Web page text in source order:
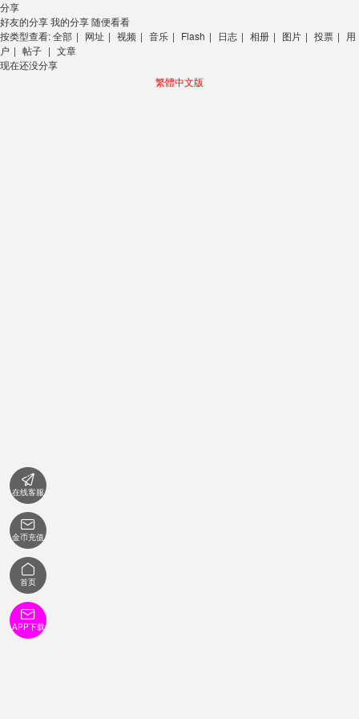
分享
好友的分享我的分享随便看看
按类型查看:全部 | 网址 | 视频 | 音乐 | Flash | 日志 | 相册 | 图片 | 投票 | 用
户 | 帖子 | 文章
现在还没分享
繁體中文版

在线客服

金币充值

首页

APP下载